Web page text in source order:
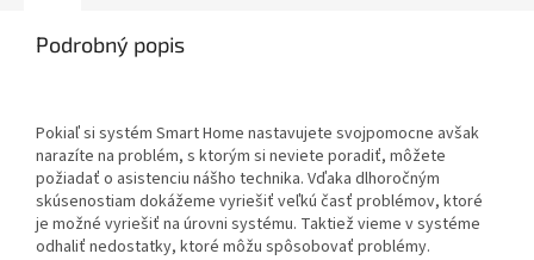
Podrobný popis
Pokiaľ si systém Smart Home nastavujete svojpomocne avšak
narazíte na problém, s ktorým si neviete poradiť, môžete
požiadať o asistenciu nášho technika. Vďaka dlhoročným
skúsenostiam dokážeme vyriešiť veľkú časť problémov, ktoré
je možné vyriešiť na úrovni systému. Taktiež vieme v systéme
odhaliť nedostatky, ktoré môžu spôsobovať problémy.